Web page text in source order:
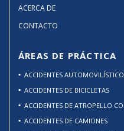
ACERCA DE
CONTACTO
ÁREAS DE PRÁCTICA
ACCIDENTES
ACCIDENTES DE BICICLETAS
ACCIDENTES DE ATROPELLO
ACCIDENTES DE CAMIONES